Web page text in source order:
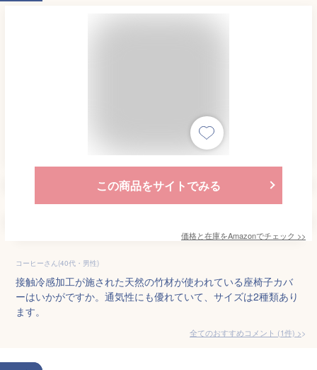
この商品をサイトでみる
価格と在庫をAmazonでチェック >>
コーヒーさん(40代・男性)
接触冷感加工が施された天然の竹材が使われている座椅子カバ
ーはいかがですか。通気性にも優れていて、サイズは2種類あり
ます。
全てのおすすめコメント (1件) >